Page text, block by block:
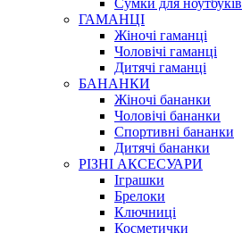
Сумки для ноутбуків
ГАМАНЦІ
Жіночі гаманці
Чоловічі гаманці
Дитячі гаманці
БАНАНКИ
Жіночі бананки
Чоловічі бананки
Спортивні бананки
Дитячі бананки
РІЗНІ АКСЕСУАРИ
Іграшки
Брелоки
Ключниці
Косметички